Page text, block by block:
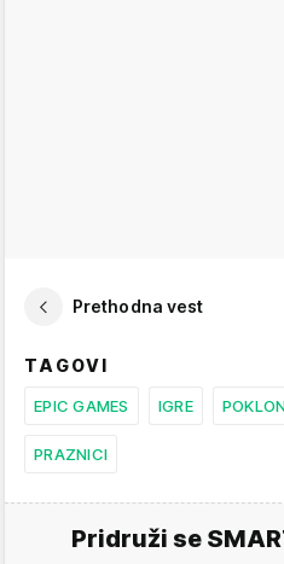
Prethodna vest
TAGOVI
EPIC GAMES IGRE
PRAZNICI
Pridruži se